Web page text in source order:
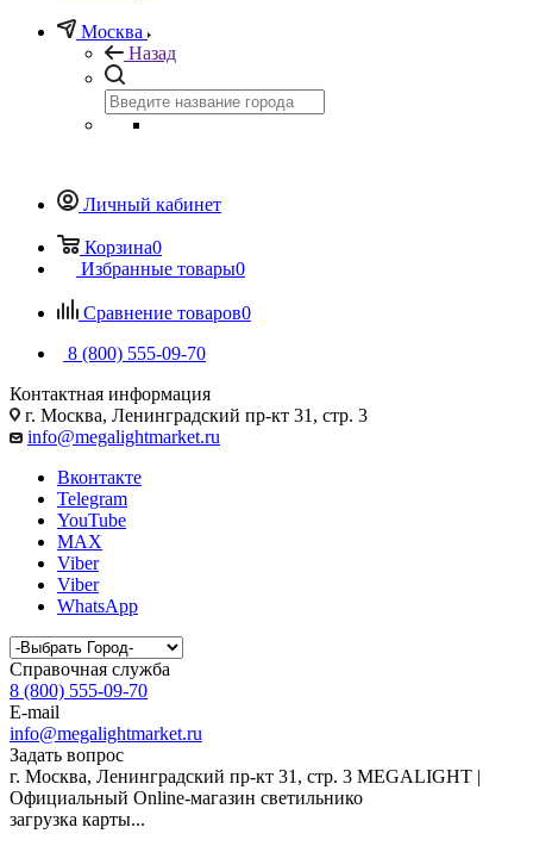
Москва
Назад
Личный кабинет
Корзина0
Избранные товары0
Сравнение товаров0
8 (800) 555-09-70
Контактная информация
г. Москва, Ленинградский пр-кт 31, стр. 3
info@megalightmarket.ru
Вконтакте
Telegram
YouTube
MAX
Viber
Viber
WhatsApp
Справочная служба
8 (800) 555-09-70
E-mail
info@megalightmarket.ru
Задать вопрос
г. Москва, Ленинградский пр-кт 31, стр. 3 MEGALIGHT |
Официальный Online-магазин светильнико
загрузка карты...